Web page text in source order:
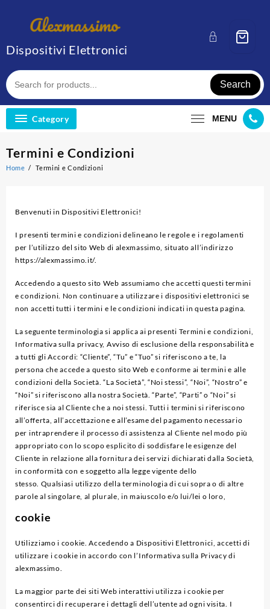
Dispositivi Elettronici
Search
Category MENU
Termini e Condizioni
Home Termini e Condizioni
Benvenuti in Dispositivi Elettronici!
I presenti termini e condizioni delineano le regole e i regolamenti
per l’utilizzo del sito Web di alexmassimo, situato all’indirizzo
https://alexmassimo.it/.
Accedendo a questo sito Web assumiamo che accetti questi termini
e condizioni. Non continuare a utilizzare i dispositivi elettronici se
non accetti tutti i termini e le condizioni indicati in questa pagina.
La seguente terminologia si applica ai presenti Termini e condizioni,
Informativa sulla privacy, Avviso di esclusione della responsabilità e
a tutti gli Accordi: “Cliente”, “Tu” e “Tuo” si riferiscono a te, la
persona che accede a questo sito Web e conforme ai termini e alle
condizioni della Società. “La Società”, “Noi stessi”, “Noi”, “Nostro” e
“Noi” si riferiscono alla nostra Società. “Parte”, “Parti” o “Noi” si
riferisce sia al Cliente che a noi stessi. Tutti i termini si riferiscono
all’offerta, all’accettazione e all’esame del pagamento necessario
per intraprendere il processo di assistenza al Cliente nel modo più
appropriato con lo scopo esplicito di soddisfare le esigenze del
Cliente in relazione alla fornitura dei servizi dichiarati dalla Società,
in conformità con e soggetto alla legge vigente dello
stesso. Qualsiasi utilizzo della terminologia di cui sopra o di altre
parole al singolare, al plurale, in maiuscolo e/o lui/lei o loro,
cookie
Utilizziamo i cookie. Accedendo a Dispositivi Elettronici, accetti di
utilizzare i cookie in accordo con l’Informativa sulla Privacy di
alexmassimo.
La maggior parte dei siti Web interattivi utilizza i cookie per
consentirci di recuperare i dettagli dell’utente ad ogni visita. I